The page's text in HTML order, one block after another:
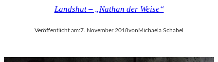
Landshut – „Nathan der Weise“
Veröffentlicht am:7. November 2018von Michaela Schabel